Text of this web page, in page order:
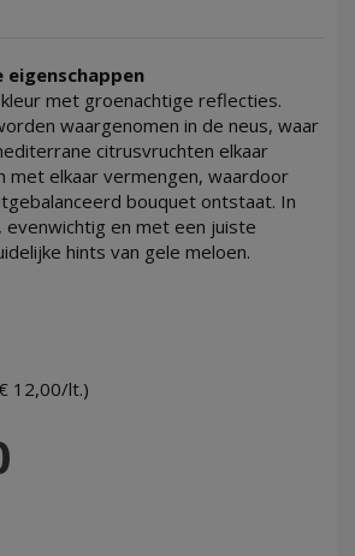
met groenachtige reflecties.
waargenomen in de neus, waar
citrusvruchten elkaar
met elkaar vermengen, waardoor
bouquet ontstaat. In
evenwichtig en met een juiste
hints van gele meloen.
12,00/lt.)